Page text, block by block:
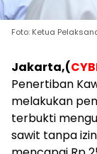
Foto: Ketua
Jakarta,(
Penertiban
melakukan
terbukti
sawit tanpa